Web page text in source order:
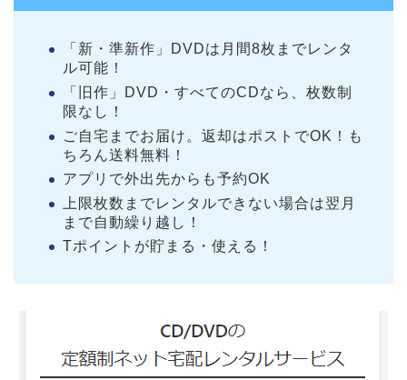
「新・準新作」DVDは月間8枚までレンタ
ル可能！
「旧作」DVD・すべてのCDなら、枚数制
限なし！
ご自宅までお届け。返却はポストでOK！も
ちろん送料無料！
アプリで外出先からも予約OK
上限枚数までレンタルできない場合は翌月
まで自動繰り越し！
Tポイントが貯まる・使える！